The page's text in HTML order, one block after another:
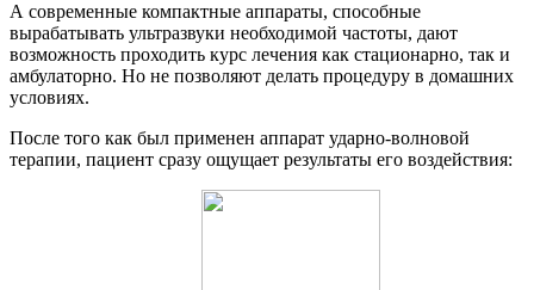
А современные компактные аппараты, способные
вырабатывать ультразвуки необходимой частоты, дают
возможность проходить курс лечения как стационарно, так и
амбулаторно. Но не позволяют делать процедуру в домашних
условиях.
После того как был применен аппарат ударно-волновой
терапии, пациент сразу ощущает результаты его воздействия: